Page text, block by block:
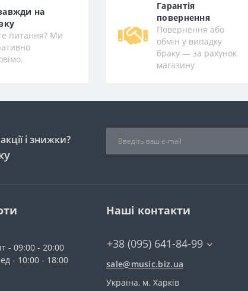
на
питання? Ми
Гарантiя
повернення
Повернення або
обмін у випадку
браку — за рахунок
магазину
і знижки?
- 09:00 - 20:00
- 10:00 - 18:00
Наші контакти
+38 (095) 641-84-99
sale@music.biz.ua
Україна, м. Харків